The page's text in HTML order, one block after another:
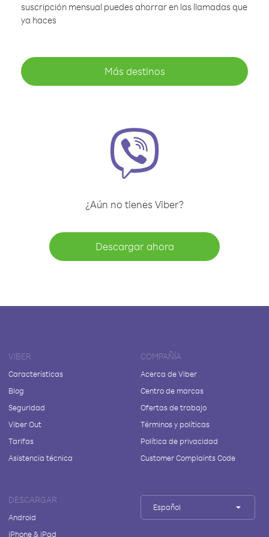
suscripción mensual puedes ahorrar en las llamadas que
ya haces
Más destinos
¿Aún no tienes Viber?
Descargar ahora
VIBER
Características
Blog
Seguridad
Viber Out
Tarifas
Asistencia técnica
COMPAÑÍA
Acerca de Viber
Centro de marcas
Ofertas de trabajo
Términos y políticas
Política de privacidad
Customer Complaints Code
DESCARGAR
Android
iPhone & iPad
Español